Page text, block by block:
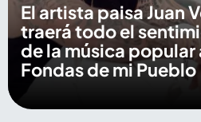
El artista paisa Juan
traerá todo el
de la música popular
Fondas de mi Pueblo